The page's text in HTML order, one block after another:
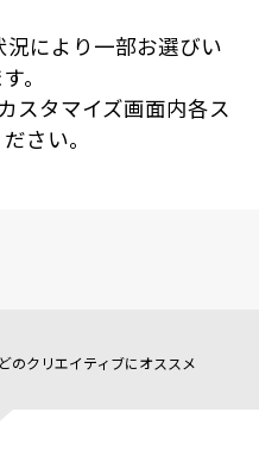
により一部お選びい
。
スタマイズ画面内各ス
さい。
のクリエイティブにオススメ